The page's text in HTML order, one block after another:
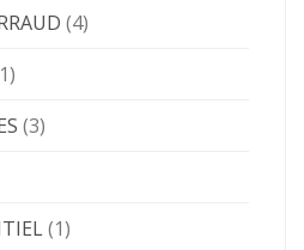
(4)
(3)
(1)